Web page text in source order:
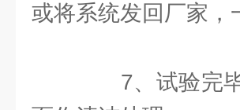
或将系统发回厂家，
7、试验完毕